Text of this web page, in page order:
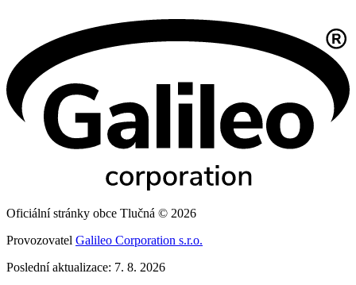
Oficiální stránky obce Tlučná © 2026
Provozovatel Galileo Corporation s.r.o.
Poslední aktualizace: 7. 8. 2026